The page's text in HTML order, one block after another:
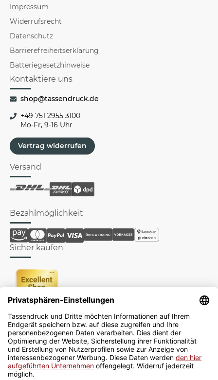
Impressum
Widerrufsrecht
Datenschutz
Barrierefreiheitserklärung
Batteriegesetzhinweise
Kontaktiere uns
shop@tassendruck.de
+49 751 2955 3100
Mo-Fr, 9-16 Uhr
Vertrag widerrufen
Versand
Bezahlmöglichkeit
Sicher kaufen
Newsletter